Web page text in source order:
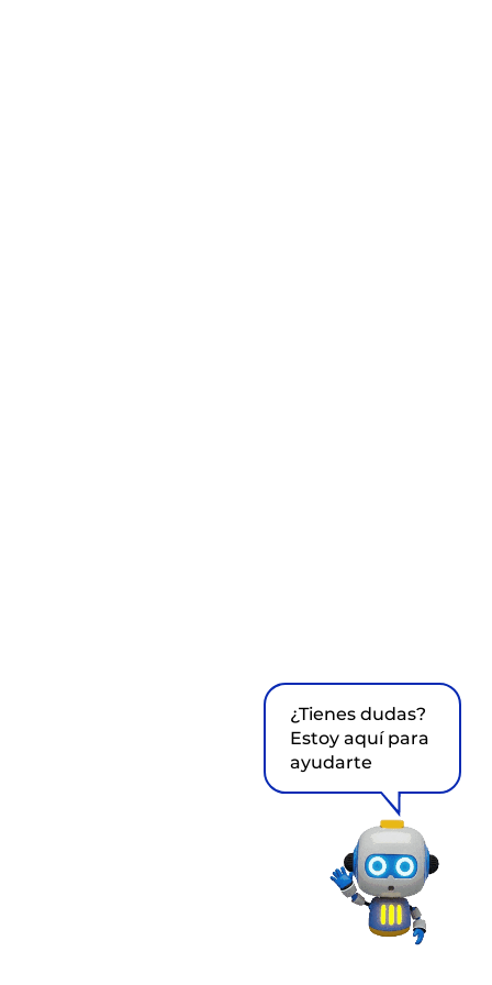
¿Tienes dudas?
Estoy aquí para
ayudarte